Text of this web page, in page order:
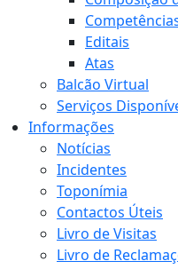
Editais
Atas
Balcão Virtual
Serviços
Informações
Notícias
Incidentes
Toponímia
Contactos Úteis
Livro de Visitas
Livro de